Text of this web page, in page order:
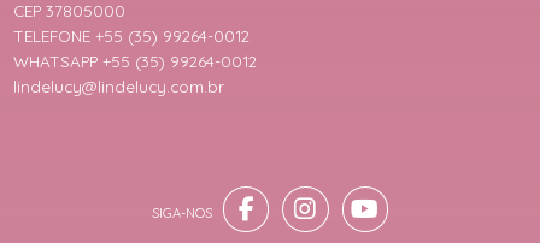
CEP 37805000
TELEFONE +55 (35) 99264-0012
WHATSAPP +55 (35) 99264-0012
lindelucy@lindelucy.com.br